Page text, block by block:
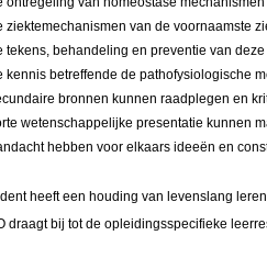
ziektemechanismen van de voornaamste
tekens, behandeling en preventie van
kennis betreffende de pathofysiologische
bronnen kunnen raadplegen en
wetenschappelijke presentatie kunnen
hebben voor elkaars ideeën en
heeft een houding van levenslang
draagt bij tot de opleidingsspecifieke